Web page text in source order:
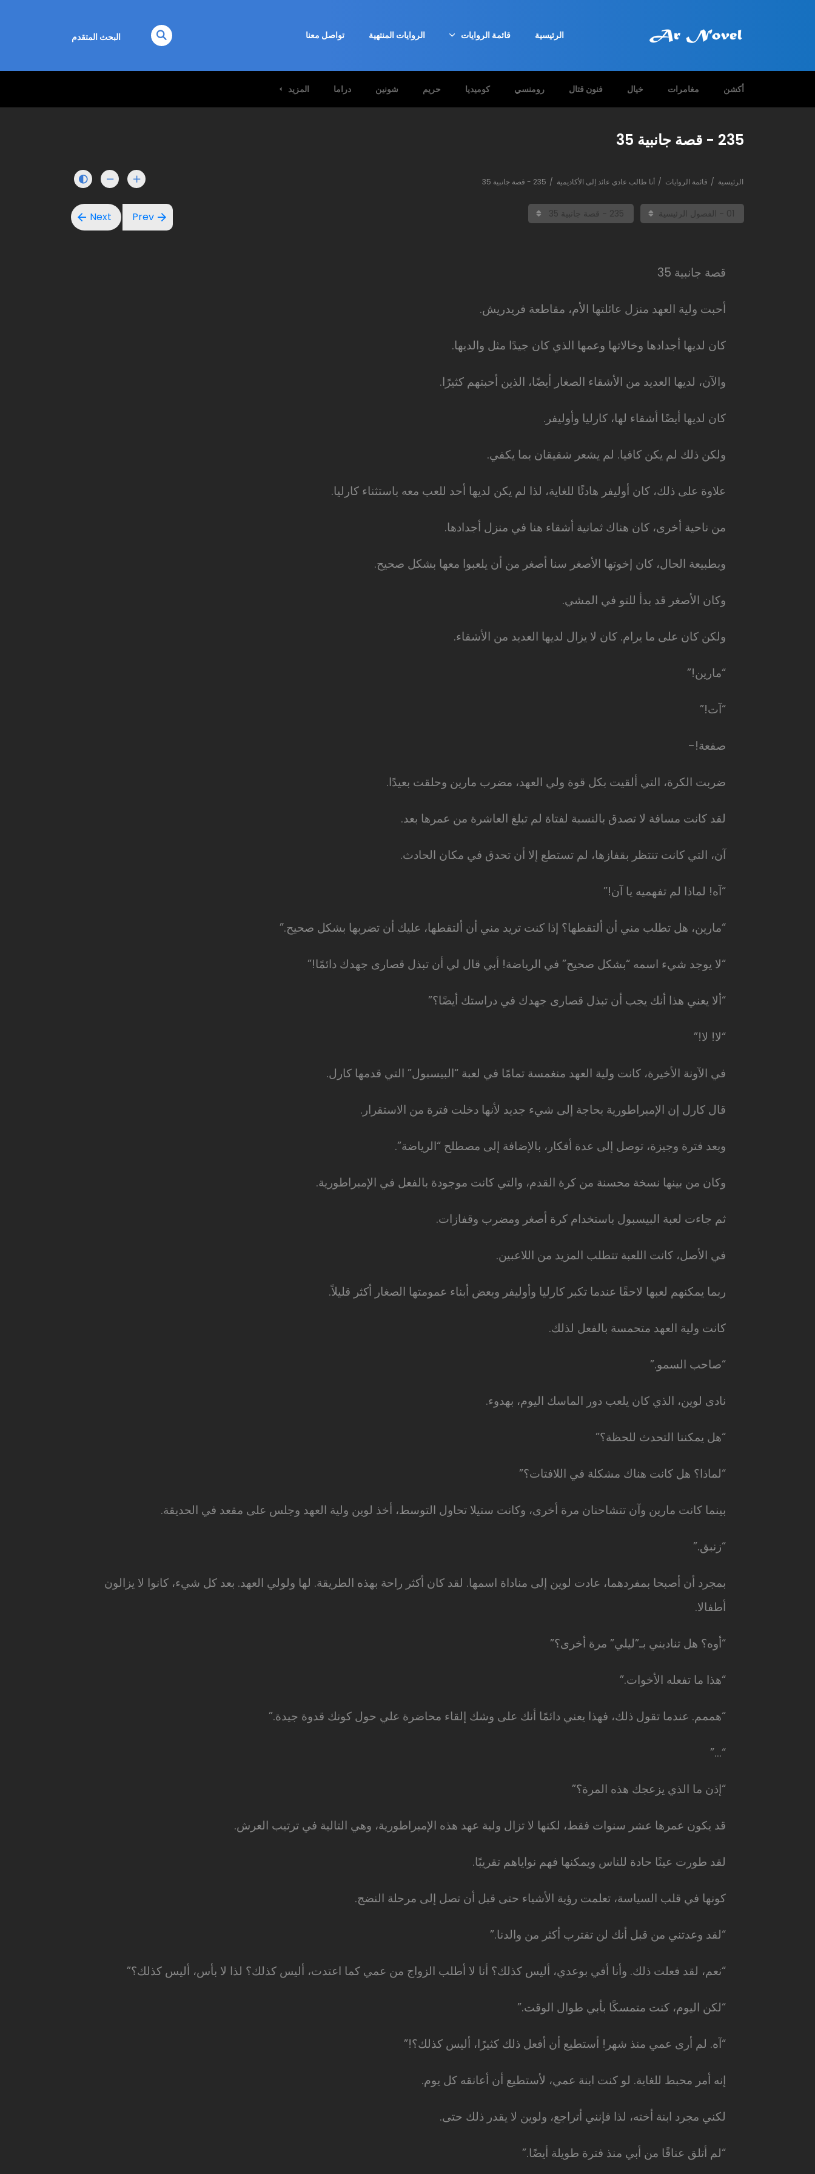
الرئيسية قائمة الروايات الروايات المنتهية تواصل معنا البحث المتقدم
أكشن مغامرات خيال فنون قتال رومنسي كوميديا حريم شونين دراما المزيد
235 - قصة جانبية 35
الرئيسية قائمة الروايات أنا طالب عادي عائد إلى الأكاديمية
Prev
Next
قصة جانبية 35
أحبت ولية العهد منزل عائلتها الأم، مقاطعة فريدريش.
كان لديها أجدادها وخالاتها وعمها الذي كان جيدًا مثل والديها.
والآن، لديها العديد من الأشقاء الصغار أيضًا، الذين أحبتهم كثيرًا.
كان لديها أيضًا أشقاء لها، كارليا وأوليفر.
ولكن ذلك لم يكن كافيا. لم يشعر شقيقان بما يكفي.
علاوة على ذلك، كان أوليفر هادئًا للغاية، لذا لم يكن لديها أحد للعب معه باستثناء كارليا.
من ناحية أخرى، كان هناك ثمانية أشقاء هنا في منزل أجدادها.
وبطبيعة الحال، كان إخوتها الأصغر سنا أصغر من أن يلعبوا معها بشكل صحيح.
وكان الأصغر قد بدأ للتو في المشي.
ولكن كان على ما يرام. كان لا يزال لديها العديد من الأشقاء.
“مارين!”
“آت!”
صفعة!-
ضربت الكرة، التي ألقيت بكل قوة ولي العهد، مضرب مارين وحلقت بعيدًا.
لقد كانت مسافة لا تصدق بالنسبة لفتاة لم تبلغ العاشرة من عمرها بعد.
آن، التي كانت تنتظر بقفازها، لم تستطع إلا أن تحدق في مكان الحادث.
“آه! لماذا لم تفهميه يا آن!”
“مارين، هل تطلب مني أن ألتقطها؟ إذا كنت تريد مني أن ألتقطها، عليك أن تضربها بشكل صحيح.”
“لا يوجد شيء اسمه “بشكل صحيح” في الرياضة! أبي قال لي أن تبذل قصارى جهدك دائمًا!”
“ألا يعني هذا أنك يجب أن تبذل قصارى جهدك في دراستك أيضًا؟”
“لا! لا!”
في الآونة الأخيرة، كانت ولية العهد منغمسة تمامًا في لعبة “البيسبول” التي قدمها كارل.
قال كارل إن الإمبراطورية بحاجة إلى شيء جديد لأنها دخلت فترة من الاستقرار.
وبعد فترة وجيزة، توصل إلى عدة أفكار، بالإضافة إلى مصطلح “الرياضة”.
وكان من بينها نسخة محسنة من كرة القدم، والتي كانت موجودة بالفعل في الإمبراطورية.
ثم جاءت لعبة البيسبول باستخدام كرة أصغر ومضرب وقفازات.
في الأصل، كانت اللعبة تتطلب المزيد من اللاعبين.
ربما يمكنهم لعبها لاحقًا عندما تكبر كارليا وأوليفر وبعض أبناء عمومتها الصغار أكثر قليلاً.
كانت ولية العهد متحمسة بالفعل لذلك.
“صاحب السمو.”
نادى لوين، الذي كان يلعب دور الماسك اليوم، بهدوء.
“هل يمكننا التحدث للحظة؟”
“لماذا؟ هل كانت هناك مشكلة في اللافتات؟”
بينما كانت مارين وآن تتشاحنان مرة أخرى، وكانت ستيلا تحاول التوسط، أخذ لوين ولية العهد وجلس على مقعد في الحديقة.
“زنبق.”
بمجرد أن أصبحا بمفردهما، عادت لوين إلى مناداة اسمها. لقد كان أكثر راحة بهذه الطريقة. لها ولولي العهد. بعد كل شيء، كانوا لا يزالون
أطفالا.
“أوه؟ هل تناديني بـ”ليلي” مرة أخرى؟”
“هذا ما تفعله الأخوات.”
“هممم. عندما تقول ذلك، فهذا يعني دائمًا أنك على وشك إلقاء محاضرة علي حول كونك قدوة جيدة.”
“…”
“إذن ما الذي يزعجك هذه المرة؟”
قد يكون عمرها عشر سنوات فقط، لكنها لا تزال ولية عهد هذه الإمبراطورية، وهي التالية في ترتيب العرش.
لقد طورت عينًا حادة للناس ويمكنها فهم نواياهم تقريبًا.
كونها في قلب السياسة، تعلمت رؤية الأشياء حتى قبل أن تصل إلى مرحلة النضج.
“لقد وعدتني من قبل أنك لن تقترب أكثر من والدنا.”
“نعم، لقد فعلت ذلك. وأنا أفي بوعدي، أليس كذلك؟ أنا لا أطلب الزواج من عمي كما اعتدت، أليس كذلك؟ لذا لا بأس، أليس كذلك؟”
“لكن اليوم، كنت متمسكًا بأبي طوال الوقت.”
“آه. لم أرى عمي منذ شهر! أستطيع أن أفعل ذلك كثيرًا، أليس كذلك؟!”
إنه أمر محبط للغاية. لو كنت ابنة عمي، لأستطيع أن أعانقه كل يوم.
لكني مجرد ابنة أخته، لذا فإنني أتراجع، ولوين لا يقدر ذلك حتى.
“لم أتلق عناقًا من أبي منذ فترة طويلة أيضًا.”